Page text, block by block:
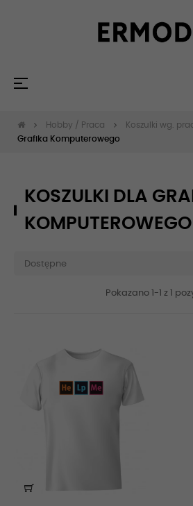
Toggle
☰
Hobby / Praca Koszulki wg.
Grafika Komputerowego
KOSZULKI DLA
KOMPUTEROWEGO
Dostępne
Pokazano 1-1 z 1